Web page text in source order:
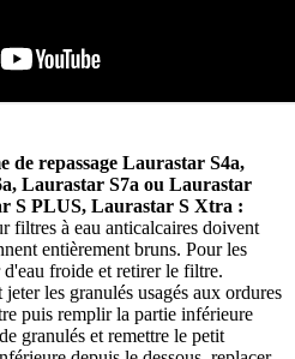
de repassage Laurastar S4a,
Laurastar S7a ou Laurastar
S PLUS, Laurastar S Xtra :
filtres à eau anticalcaires doivent
entièrement bruns. Pour les
froide et retirer le filtre.
les granulés usagés aux ordures
puis remplir la partie inférieure
granulés et remettre le petit